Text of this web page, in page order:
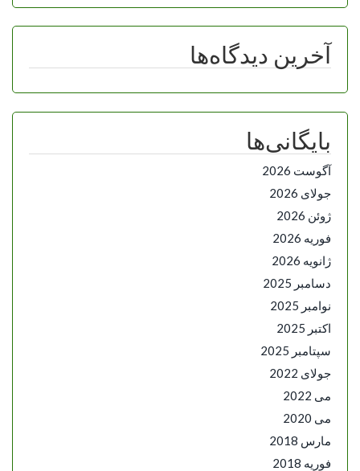
آخرین دیدگاه‌ها
بایگانی‌ها
آگوست 2026
جولای 2026
ژوئن 2026
فوریه 2026
ژانویه 2026
دسامبر 2025
نوامبر 2025
اکتبر 2025
سپتامبر 2025
جولای 2022
می 2022
می 2020
مارس 2018
فوریه 2018